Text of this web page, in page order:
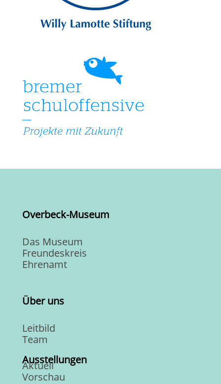
Overbeck-Museum
Das Museum
Freundeskreis
Ehrenamt
Über uns
Leitbild
Team
Ausstellungen
Aktuell
Vorschau